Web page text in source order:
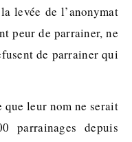
levée de l’anonymat
peur de parrainer, ne
de parrainer qui
leur nom ne serait
parrainages depuis